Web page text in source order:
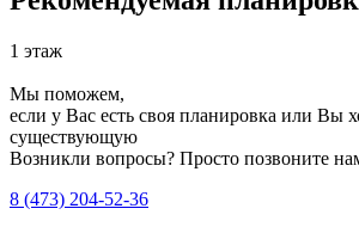
1 этаж
Мы поможем,
если у Вас есть своя планировка или Вы
существующую
Возникли вопросы? Просто позвоните
8 (473) 204-52-36